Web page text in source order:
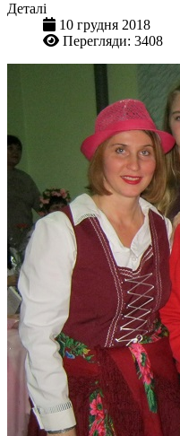
Деталі
10 грудня 2018
Перегляди: 3408